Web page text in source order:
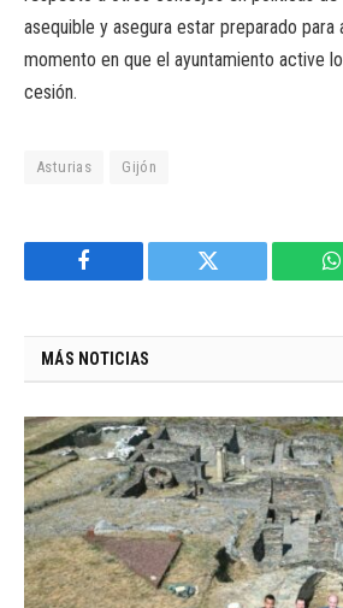
asequible y asegura estar preparado para
momento en que el ayuntamiento active
cesión.
Asturias Gijón
Facebook Twitter
MÁS NOTICIAS